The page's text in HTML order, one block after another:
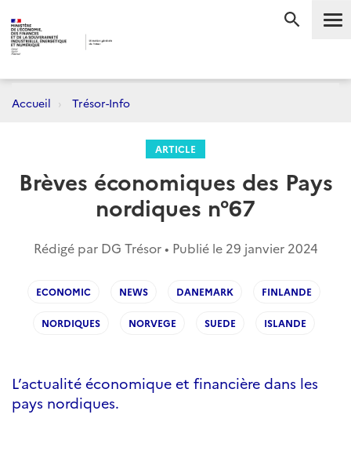
Accueil Trésor-Info
ARTICLE
Brèves économiques des Pays
nordiques n°67
Rédigé par DG Trésor • Publié le 29 janvier 2024
ECONOMIC NEWS DANEMARK FINLANDE
NORDIQUES NORVEGE SUEDE ISLANDE
L’actualité économique et financière dans les
pays nordiques.